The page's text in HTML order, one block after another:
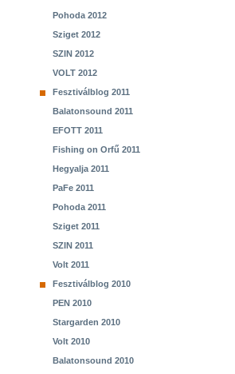
Pohoda 2012
Sziget 2012
SZIN 2012
VOLT 2012
Fesztiválblog 2011
Balatonsound 2011
EFOTT 2011
Fishing on Orfű 2011
Hegyalja 2011
PaFe 2011
Pohoda 2011
Sziget 2011
SZIN 2011
Volt 2011
Fesztiválblog 2010
PEN 2010
Stargarden 2010
Volt 2010
Balatonsound 2010